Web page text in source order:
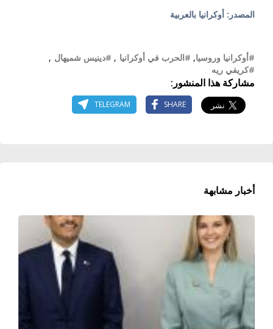
المصدر: أوكرانيا بالعربية
#أوكرانيا وروسيا, #الحرب في أوكرانيا , #دينيس شميهال ,
#كريفي ريه
مشاركة هذا المنشور:
SHARE
TELEGRAM
أخبار مشابهة